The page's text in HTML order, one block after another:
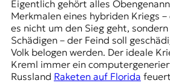
Eigentlich gehört alles
Merkmalen eines hybriden Kriegs
es nicht um den Sieg geht,
Schädigen – der Feind soll
Volk belogen werden. Der ideale
Kreml immer ein
Russland Raketen auf Florida